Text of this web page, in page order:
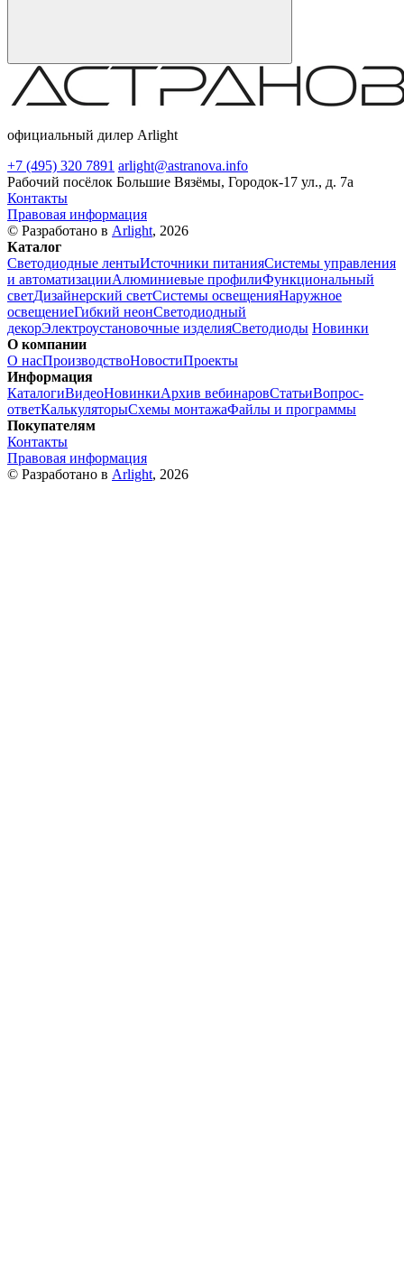
официальный дилер Arlight
+7 (495) 320 7891 arlight@astranova.info
Рабочий посёлок Большие Вязёмы, Городок-17 ул., д. 7а
Контакты
Правовая информация
© Разработано в Arlight, 2026
Каталог
Светодиодные лентыИсточники питанияСистемы управления
и автоматизацииАлюминиевые профилиФункциональный
светДизайнерский светСистемы освещенияНаружное
освещениеГибкий неонСветодиодный
декорЭлектроустановочные изделияСветодиоды Новинки
О компании
О насПроизводствоНовостиПроекты
Информация
КаталогиВидеоНовинкиАрхив вебинаровСтатьиВопрос-
ответКалькуляторыСхемы монтажаФайлы и программы
Покупателям
Контакты
Правовая информация
© Разработано в Arlight, 2026